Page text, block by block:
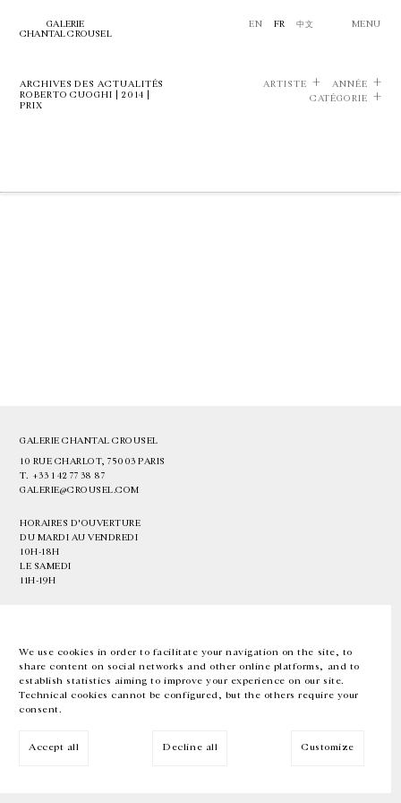
We use cookies in order to facilitate your navigation on the site, to
share content on social networks and other online platforms, and to
establish statistics aiming to improve your experience on our site.
Technical cookies cannot be configured, but the others require your
consent.
Accept all Decline all Customize
GALERIE
CHANTAL CROUSEL
EN FR 中文 MENU
ARCHIVES DES ACTUALITÉS
ROBERTO CUOGHI | 2014 |
PRIX
ARTISTE
ANNÉE
CATÉGORIE
GALERIE CHANTAL CROUSEL
10 RUE CHARLOT, 75003 PARIS
T. +33 1 42 77 38 87
GALERIE@CROUSEL.COM
HORAIRES D'OUVERTURE
DU MARDI AU VENDREDI
10H-18H
LE SAMEDI
11H-19H
EN FR 中文 Facebook Instagram
Inscrivez-vous à notre newsletter